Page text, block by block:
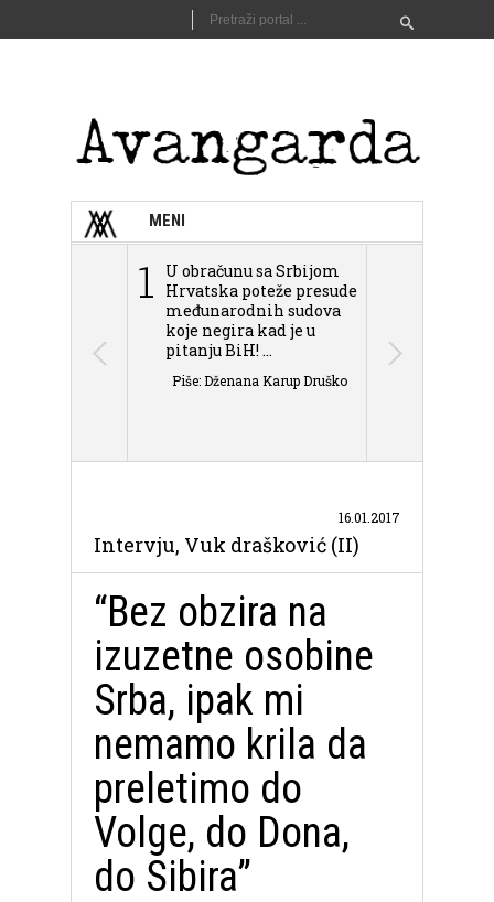
MENI
1
U obračunu sa Srbijom
Hrvatska poteže presude
međunarodnih sudova
koje negira kad je u
pitanju BiH! ...
Piše: Dženana Karup Druško
Intervju, Vuk drašković (II)
16.01.2017
“Bez obzira na
izuzetne osobine
Srba, ipak mi
nemamo krila da
preletimo do
Volge, do Dona,
do Sibira”